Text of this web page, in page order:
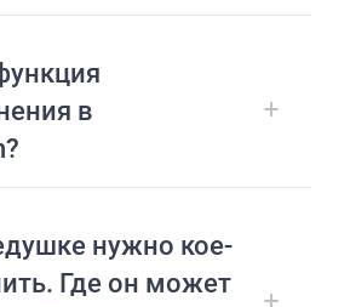
в
нужно кое-
Где он может